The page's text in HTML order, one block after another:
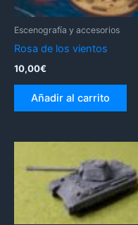
Escenografía y accesorios
Rosa de los vientos
10,00€
Añadir al carrito